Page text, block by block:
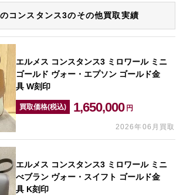
コンスタンス3のその他買取実績
エルメス コンスタンス3 ミロワール ミニ
ゴールド ヴォー・エプソン ゴールド金
具 W刻印
買取価格(税込) 1,650,000 円
2026年06月買取
エルメス コンスタンス3 ミロワール ミニ
べブラン ヴォー・スイフト ゴールド金
具 K刻印